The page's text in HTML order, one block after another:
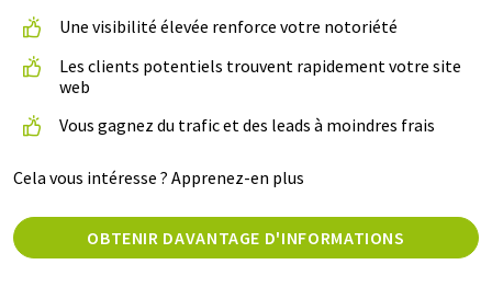
Une visibilité élevée renforce votre notoriété
Les clients potentiels trouvent rapidement votre site
web
Vous gagnez du trafic et des leads à moindres frais
Cela vous intéresse ? Apprenez-en plus
OBTENIR DAVANTAGE D'INFORMATIONS